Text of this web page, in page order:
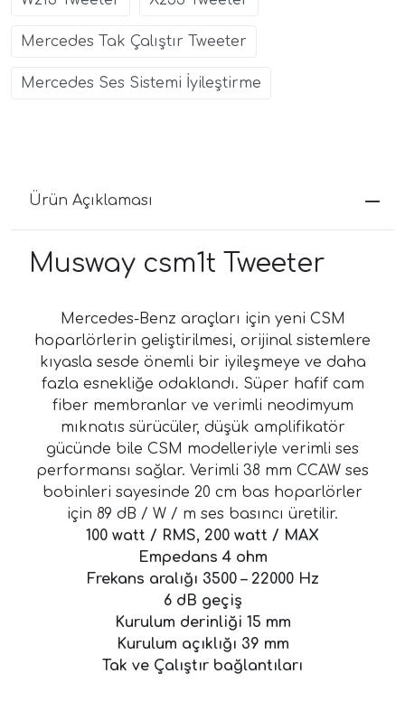
Mercedes Tak Çalıştır Tweeter
Mercedes Ses Sistemi İyileştirme
Ürün Açıklaması
Musway csm1t Tweeter
Mercedes-Benz araçları için yeni CSM
hoparlörlerin geliştirilmesi, orijinal sistemlere
kıyasla sesde önemli bir iyileşmeye ve daha
fazla esnekliğe odaklandı. Süper hafif cam
fiber membranlar ve verimli neodimyum
mıknatıs sürücüler, düşük amplifikatör
gücünde bile CSM modelleriyle verimli ses
performansı sağlar. Verimli 38 mm CCAW ses
bobinleri sayesinde 20 cm bas hoparlörler
için 89 dB / W / m ses basıncı üretilir.
100 watt / RMS, 200 watt / MAX
Empedans 4 ohm
Frekans aralığı 3500 – 22000 Hz
6 dB geçiş
Kurulum derinliği 15 mm
Kurulum açıklığı 39 mm
Tak ve Çalıştır bağlantıları